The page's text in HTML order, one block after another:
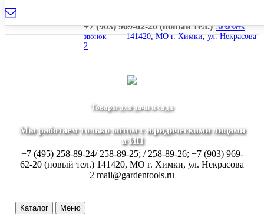
mail@gardentools.ru
+7 (903) 969-62-20 (новый тел.) Заказать
звонок
141420, МО г. Химки, ул. Некрасова
2
Товары для дачи и сада
Мы работаем только оптом с юридическими лицами
и ИП
+7 (495) 258-89-24/ 258-89-25; / 258-89-26; +7 (903) 969-
62-20 (новый тел.) 141420, МО г. Химки, ул. Некрасова
2 mail@gardentools.ru
Каталог Меню